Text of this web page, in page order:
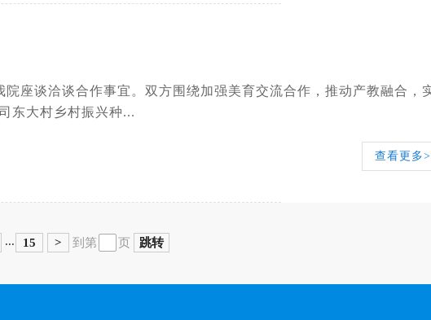
座谈洽谈合作事宜。双方围绕加强美育交流合作，推动产教融合，
东大村乡村振兴种...
查看更多>
... 15 > 到第 页 跳转